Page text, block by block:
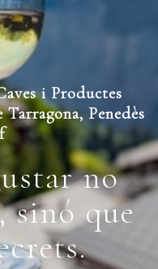
i Productes
Penedès
no
sinó que